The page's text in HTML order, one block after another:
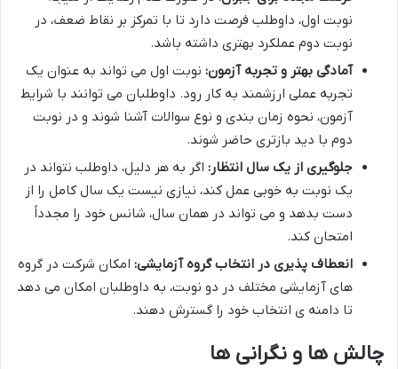
نوبت اول، داوطلب فرصت دارد تا با تمرکز بر نقاط ضعف، در
نوبت دوم عملکرد بهتری داشته باشد.
آمادگی بهتر و تجربه آزمون: نوبت اول می تواند به عنوان یک
تجربه عملی ارزشمند به کار رود. داوطلبان می توانند با شرایط
آزمون، نحوه زمان بندی و نوع سوالات آشنا شوند و در نوبت
دوم با دید بازتری حاضر شوند.
جلوگیری از یک سال انتظار: اگر به هر دلیل، داوطلب نتواند در
یک نوبت به خوبی عمل کند، نیازی نیست یک سال کامل را از
دست بدهد و می تواند در همان سال، شانس خود را مجدداً
امتحان کند.
انعطاف پذیری در انتخاب گروه آزمایشی: امکان شرکت در گروه
های آزمایشی مختلف در دو نوبت، به داوطلبان امکان می دهد
تا دامنه ی انتخاب خود را گسترش دهند.
چالش ها و نگرانی ها